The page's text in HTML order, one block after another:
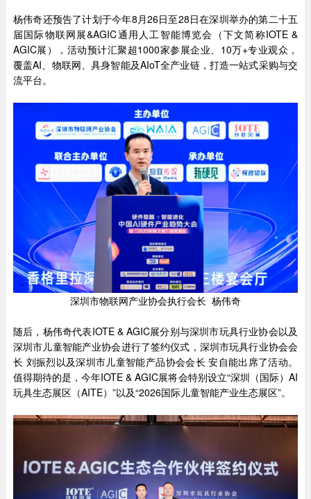
杨伟奇还预告了计划于今年8月26日至28日在深圳举办的第二十五
届国际物联网展&AGIC通用人工智能博览会（下文简称IOTE &
AGIC展），活动预计汇聚超1000家参展企业、10万+专业观众，
覆盖AI、物联网、具身智能及AIoT全产业链，打造一站式采购与交
流平台。
深圳市物联网产业协会执行会长 杨伟奇
随后，杨伟奇代表IOTE & AGIC展分别与深圳市玩具行业协会以及
深圳市儿童智能产业协会进行了签约仪式，深圳市玩具行业协会会
长 刘振烈以及深圳市儿童智能产品协会会长 安自能出席了活动。
值得期待的是，今年IOTE & AGIC展将会特别设立“深圳（国际）AI
玩具生态展区（AITE）”以及“2026国际儿童智能产业生态展区”。